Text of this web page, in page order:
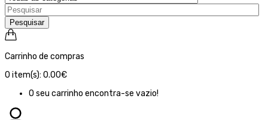
Pesquisar
Carrinho de compras
0 item(s): 0.00€
O seu carrinho encontra-se vazio!